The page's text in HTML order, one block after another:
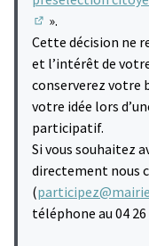
(S'ouvre dans un
».
Cette décision ne
et l’intérêt de
conserverez votre
votre idée lors
participatif.
Si vous souhaitez
directement nous
(
téléphone au 04 26